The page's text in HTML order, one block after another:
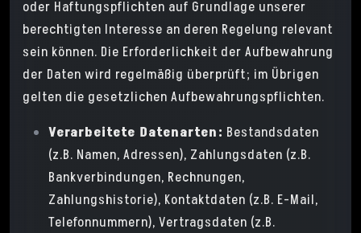
oder Haftungspflichten auf Grundlage unserer
berechtigten Interesse an deren Regelung relevant
sein können. Die Erforderlichkeit der Aufbewahrung
der Daten wird regelmäßig überprüft; im Übrigen
gelten die gesetzlichen Aufbewahrungspflichten.
Verarbeitete Datenarten: Bestandsdaten
(z.B. Namen, Adressen), Zahlungsdaten (z.B.
Bankverbindungen, Rechnungen,
Zahlungshistorie), Kontaktdaten (z.B. E-Mail,
Telefonnummern), Vertragsdaten (z.B.